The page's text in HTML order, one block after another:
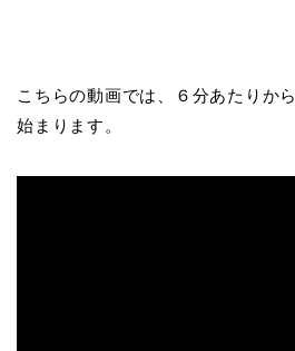
こちらの動画では、６分あたりか
始まります。